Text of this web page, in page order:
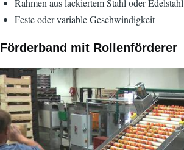
Rahmen aus lackiertem Stahl oder Edelstahl
Feste oder variable Geschwindigkeit
Förderband mit Rollenförderer
Bild